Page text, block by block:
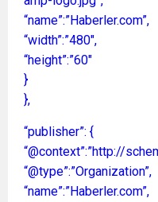
“name”:”Haberler.com”,
“width”:”480″,
“height”:”60″
}
},
“publisher”: {
“@context”:”http://
“@type”:”Organization”,
“name”:”Haberler.com”,